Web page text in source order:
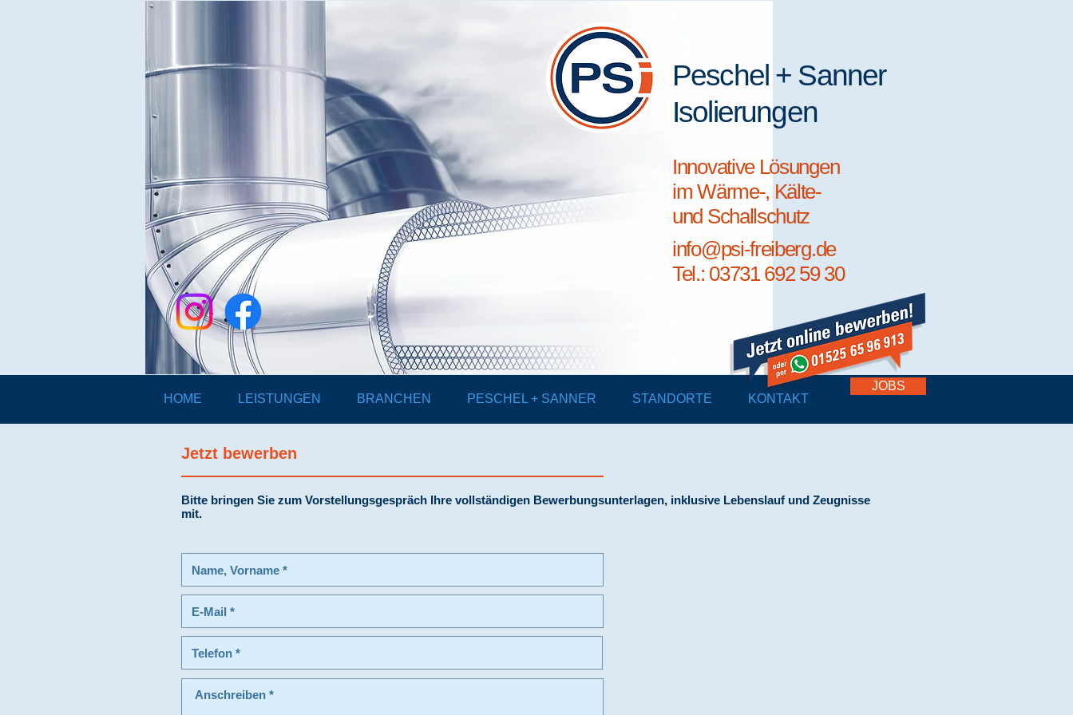
Peschel + Sanner
Isolierungen
Innovative Lösungen
im Wärme-, Kälte-
und Schallschutz
info@psi-freiberg.de
Tel.: 03731 692 59 30
HOME LEISTUNGEN BRANCHEN PESCHEL + SANNER STANDORTE KONTAKT
JOBS
Jetzt bewerben
Bitte bringen Sie zum Vorstellungsgespräch Ihre vollständigen Bewerbungsunterlagen, inklusive Lebenslauf und Zeugnisse
mit.